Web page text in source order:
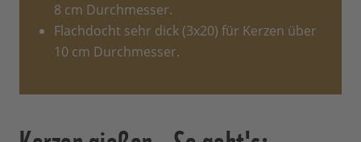
8 cm Durchmesser.
Flachdocht sehr dick (3x20) für Kerzen über
10 cm Durchmesser.